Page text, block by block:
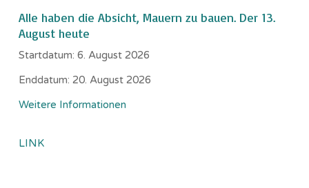
Alle haben die Absicht, Mauern zu bauen. Der 13.
August heute
Startdatum: 6. August 2026
Enddatum: 20. August 2026
Weitere Informationen
LINK